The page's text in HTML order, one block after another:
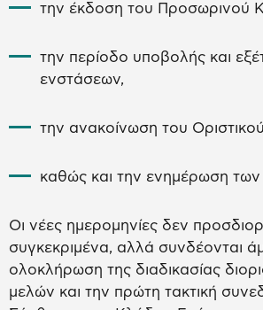
την έκδοση του Προσωρινού
την περίοδο υποβολής και
ενστάσεων,
την ανακοίνωση του
καθώς και την ενημέρωση
Οι νέες ημερομηνίες δεν
συγκεκριμένα, αλλά συνδέονται
ολοκλήρωση της διαδικασίας
μελών και την πρώτη τακτική